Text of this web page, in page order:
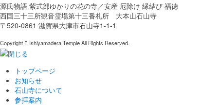
源氏物語 紫式部ゆかりの花の寺／安産 厄除け 縁結び 福徳
西国三十三所観音霊場第十三番札所 大本山石山寺
〒520-0861 滋賀県大津市石山寺1-1-1
Copyright Ishiyamadera Temple All Rights Reserved.
トップページ
お知らせ
石山寺について
参拝案内